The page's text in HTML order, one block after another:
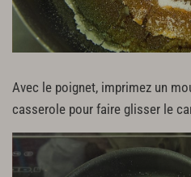
Avec le poignet, imprimez un
casserole pour faire glisser le